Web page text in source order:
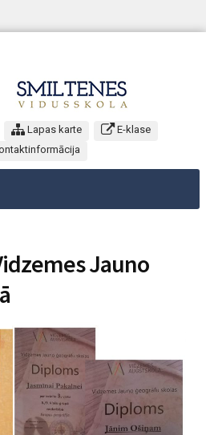
Lapas karte
E-klase
Jauno